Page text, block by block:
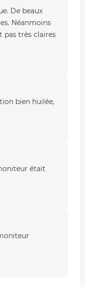
De beaux
Néanmoins
pas très claires
bien huilée,
était